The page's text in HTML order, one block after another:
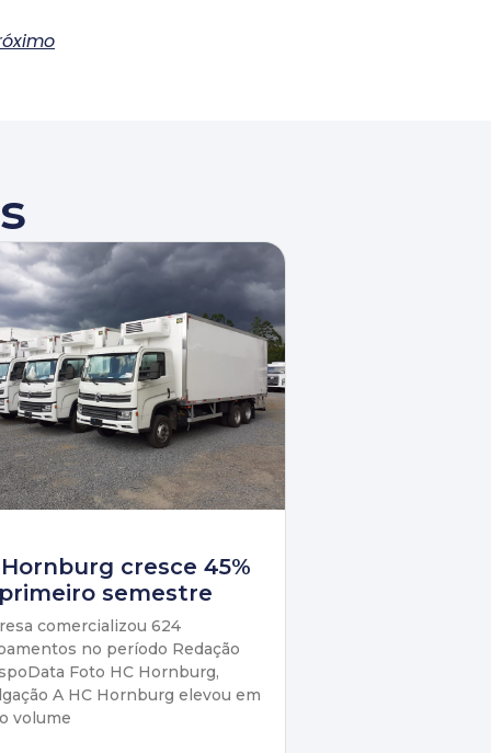
Hornburg cresce 45%
semestre
comercializou 624
no período Redação
Foto HC Hornburg,
A HC Hornburg elevou em
volume